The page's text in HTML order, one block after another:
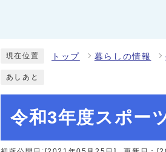
現在位置 トップ 暮らしの情報
あしあと
令和3年度スポー